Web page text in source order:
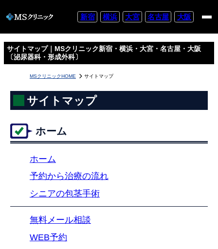
新宿 横浜 大宮 名古屋 大阪
サイトマップ｜MSクリニック新宿・横浜・大宮・名古屋・大阪
〔泌尿器科・形成外科〕
MSクリニックHOME サイトマップ
サイトマップ
ホーム
ホーム
予約から治療の流れ
シニアの包茎手術
無料メール相談
WEB予約